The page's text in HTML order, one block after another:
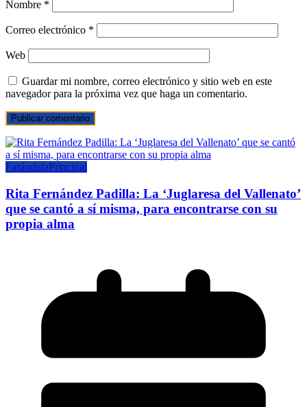
Nombre *
Correo electrónico *
Web
Guardar mi nombre, correo electrónico y sitio web en este
navegador para la próxima vez que haga un comentario.
FarándulaPrincipal
Rita Fernández Padilla: La ‘Juglaresa del Vallenato’
que se cantó a sí misma, para encontrarse con su
propia alma